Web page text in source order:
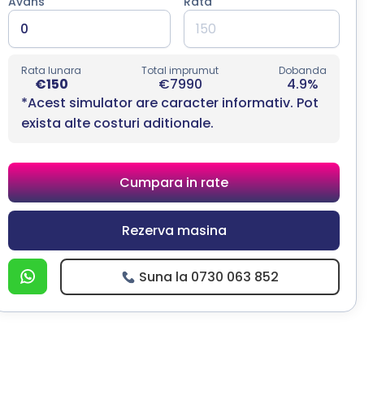
Rata lunara
€150
Total imprumut
€7990
Dobanda
4.9%
*Acest simulator are caracter informativ. Pot
exista alte costuri aditionale.
Cumpara in rate
Rezerva masina
Suna la 0730 063 852